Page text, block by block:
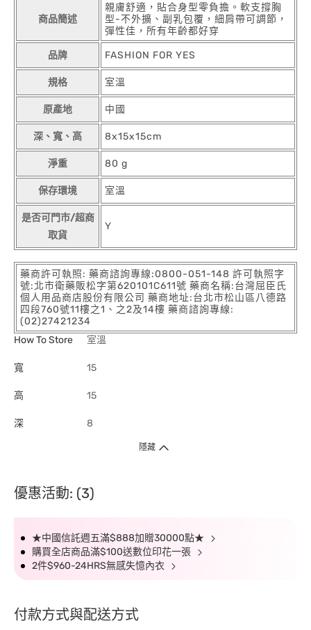
商品簡述
親膚舒適，貼合身型零負擔。軟支撐胸
型-不外擴、副乳包覆，細肩帶可調節，
彈性佳，所有年齡都好穿
品牌 FASHION FOR YES
規格 室溫
原產地 中國
深、寬、高 8x15x15cm
淨重 80 g
保存環境 室溫
是否可門市/超商
取貨
Y
藥商許可執照: 藥商諮詢專線:0800-051-148 許可執照字
號:北市衛藥販松字第620101C611號 藥商名稱:台灣屈臣氏
個人用品商店股份有限公司 藥商地址:台北市松山區八德路
四段760號11樓之1、之2及14樓 藥商諮詢專線:
(02)27421234
How To Store
室溫
寬 15
高 15
深 8
隱藏
優惠活動: (3)
★中國信託週五滿$888加贈30000點★
購買全店商品滿$100送數位印花一張
2件$960-24HRS無感失憶內衣
付款方式與配送方式